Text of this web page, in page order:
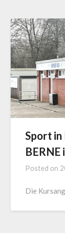
Sport
BERNE
Posted on
Die